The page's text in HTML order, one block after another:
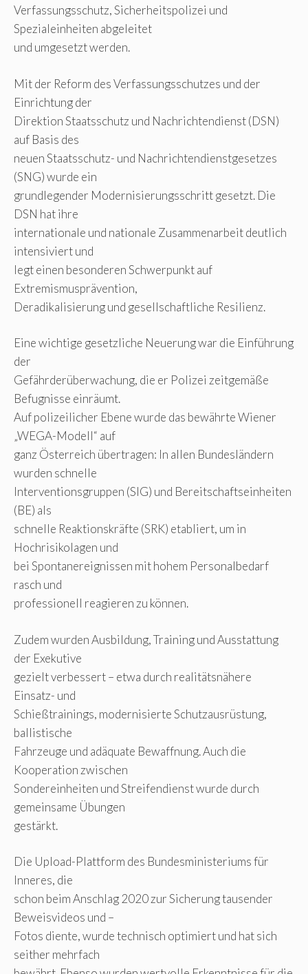
Verfassungsschutz, Sicherheitspolizei und
Spezialeinheiten abgeleitet
und umgesetzt werden.
Mit der Reform des Verfassungsschutzes und der
Einrichtung der
Direktion Staatsschutz und Nachrichtendienst (DSN)
auf Basis des
neuen Staatsschutz- und Nachrichtendienstgesetzes
(SNG) wurde ein
grundlegender Modernisierungsschritt gesetzt. Die
DSN hat ihre
internationale und nationale Zusammenarbeit deutlich
intensiviert und
legt einen besonderen Schwerpunkt auf
Extremismusprävention,
Deradikalisierung und gesellschaftliche Resilienz.
Eine wichtige gesetzliche Neuerung war die Einführung
der
Gefährderüberwachung, die er Polizei zeitgemäße
Befugnisse einräumt.
Auf polizeilicher Ebene wurde das bewährte Wiener
„WEGA-Modell“ auf
ganz Österreich übertragen: In allen Bundesländern
wurden schnelle
Interventionsgruppen (SIG) und Bereitschaftseinheiten
(BE) als
schnelle Reaktionskräfte (SRK) etabliert, um in
Hochrisikolagen und
bei Spontanereignissen mit hohem Personalbedarf
rasch und
professionell reagieren zu können.
Zudem wurden Ausbildung, Training und Ausstattung
der Exekutive
gezielt verbessert – etwa durch realitätsnähere
Einsatz- und
Schießtrainings, modernisierte Schutzausrüstung,
ballistische
Fahrzeuge und adäquate Bewaffnung. Auch die
Kooperation zwischen
Sondereinheiten und Streifendienst wurde durch
gemeinsame Übungen
gestärkt.
Die Upload-Plattform des Bundesministeriums für
Inneres, die
schon beim Anschlag 2020 zur Sicherung tausender
Beweisvideos und –
Fotos diente, wurde technisch optimiert und hat sich
seither mehrfach